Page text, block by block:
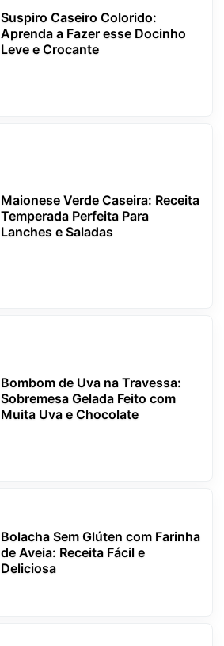
Suspiro Caseiro Colorido:
Aprenda a Fazer esse Docinho
Leve e Crocante
Maionese Verde Caseira: Receita
Temperada Perfeita Para
Lanches e Saladas
Bombom de Uva na Travessa:
Sobremesa Gelada Feito com
Muita Uva e Chocolate
Bolacha Sem Glúten com Farinha
de Aveia: Receita Fácil e
Deliciosa